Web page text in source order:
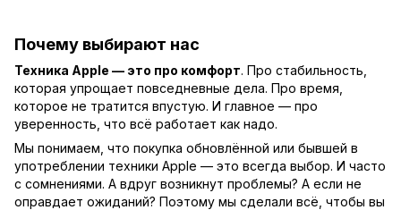
Почему выбирают нас
Техника Apple — это про комфорт. Про стабильность,
которая упрощает повседневные дела. Про время,
которое не тратится впустую. И главное — про
уверенность, что всё работает как надо.
Мы понимаем, что покупка обновлённой или бывшей в
употреблении техники Apple — это всегда выбор. И часто
с сомнениями. А вдруг возникнут проблемы? А если не
оправдает ожиданий? Поэтому мы сделали всё, чтобы вы